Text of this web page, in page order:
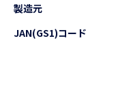
製造元
JAN(GS1)コード